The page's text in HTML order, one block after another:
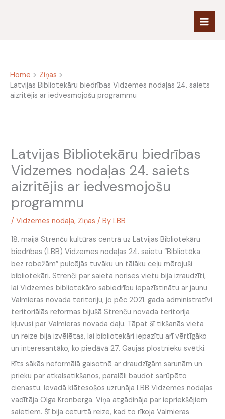
Home
Ziņas
Latvijas Bibliotekāru biedrības Vidzemes nodaļas 24. saiets
aizritējis ar iedvesmojošu programmu
Latvijas Bibliotekāru biedrības
Vidzemes nodaļas 24. saiets
aizritējis ar iedvesmojošu
programmu
/Vidzemes nodaļa, Ziņas / ByLBB
18. maijā Strenču kultūras centrā uz Latvijas Bibliotekāru
biedrības (LBB) Vidzemes nodaļas 24. saietu “Bibliotēka
bez robežām” pulcējās tuvāku un tālāku ceļu mērojuši
bibliotekāri. Strenči par saieta norises vietu bija izraudzīti,
lai Vidzemes bibliotekāro sabiedrību iepazīstinātu ar jaunu
Valmieras novada teritoriju, jo pēc 2021. gada administratīvi
teritoriālās reformas bijušā Strenču novada teritorija
kļuvusi par Valmieras novada daļu. Tāpat šī tikšanās vieta
un reize bija izvēlētas, lai bibliotekāri iepazītu arī vērtīgāko
un interesantāko, ko piedāvā 27. Gaujas plostnieku svētki.
Rīts sākās neformālā gaisotnē ar draudzīgām sarunām un
prieku par atkalsatikšanos, paralēli baudot sarūpēto
cienastu. Ievadā klātesošos uzrunāja LBB Vidzemes nodaļas
vadītāja Olga Kronberga. Viņa atgādināja par iepriekšējiem
saietiem. Šī bija ceturtā reize, kad to rīkoja Valmieras